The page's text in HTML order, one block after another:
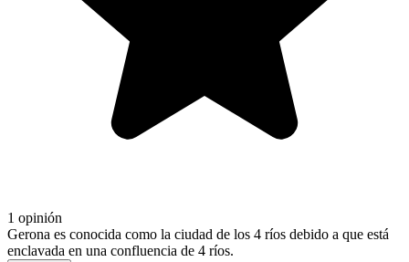
1 opinión
Gerona es conocida como la ciudad de los 4 ríos debido a que está
enclavada en una confluencia de 4 ríos.